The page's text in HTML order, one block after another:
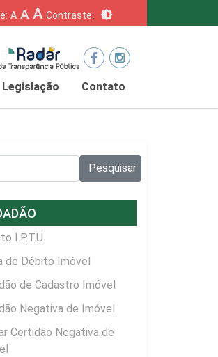
A A A Contraste: brightness_6
Legislação Contato
Pesquisar
I.P.T.U
de Débito Imóvel
de Cadastro Imóvel
Negativa de Imóvel
Certidão Negativa de